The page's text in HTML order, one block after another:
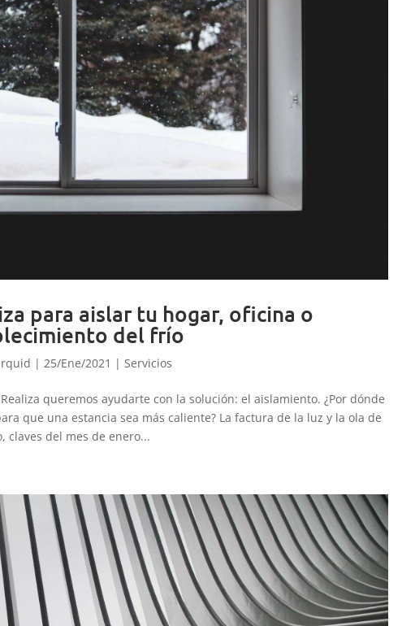
para aislar tu hogar, oficina o
del frío
| 25/Ene/2021 | Servicios
queremos ayudarte con la solución: el aislamiento. ¿Por dónde
que una estancia sea más caliente? La factura de la luz y la ola de
claves del mes de enero...